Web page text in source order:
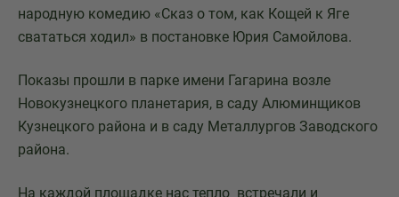
народную комедию «Сказ о том, как Кощей к Яге
свататься ходил» в постановке Юрия Самойлова.
Показы прошли в парке имени Гагарина возле
Новокузнецкого планетария, в саду Алюминщиков
Кузнецкого района и в саду Металлургов Заводского
района.
На каждой площадке нас тепло встречали и